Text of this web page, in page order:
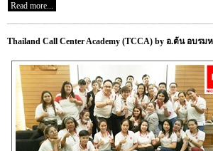
Read more...
Thailand Call Center Academy (TCCA) by อ.ต้น อบร